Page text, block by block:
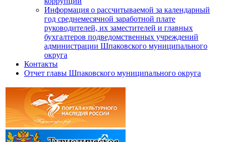
Информация о рассчитываемой за календарный
год среднемесячной заработной плате
руководителей, их заместителей и главных
бухгалтеров подведомственных учреждений
администрации Шпаковского муниципального
округа
Контакты
Отчет главы Шпаковского муниципального округа